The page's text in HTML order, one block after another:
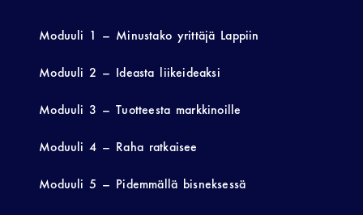
Moduuli 1 – Minustako yrittäjä Lappiin
Moduuli 2 – Ideasta liikeideaksi
Moduuli 3 – Tuotteesta markkinoille
Moduuli 4 – Raha ratkaisee
Moduuli 5 – Pidemmällä bisneksessä